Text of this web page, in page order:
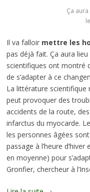
Ça
Il va falloir mettre les
pas déjà fait. Ça aura
scientifiques ont montré
de s’adapter à ce
La littérature scientifique
peut provoquer des
accidents de la route,
infarctus du myocarde.
les personnes âgées
passage à l’heure
en moyenne) pour
Gronfier, chercheur à